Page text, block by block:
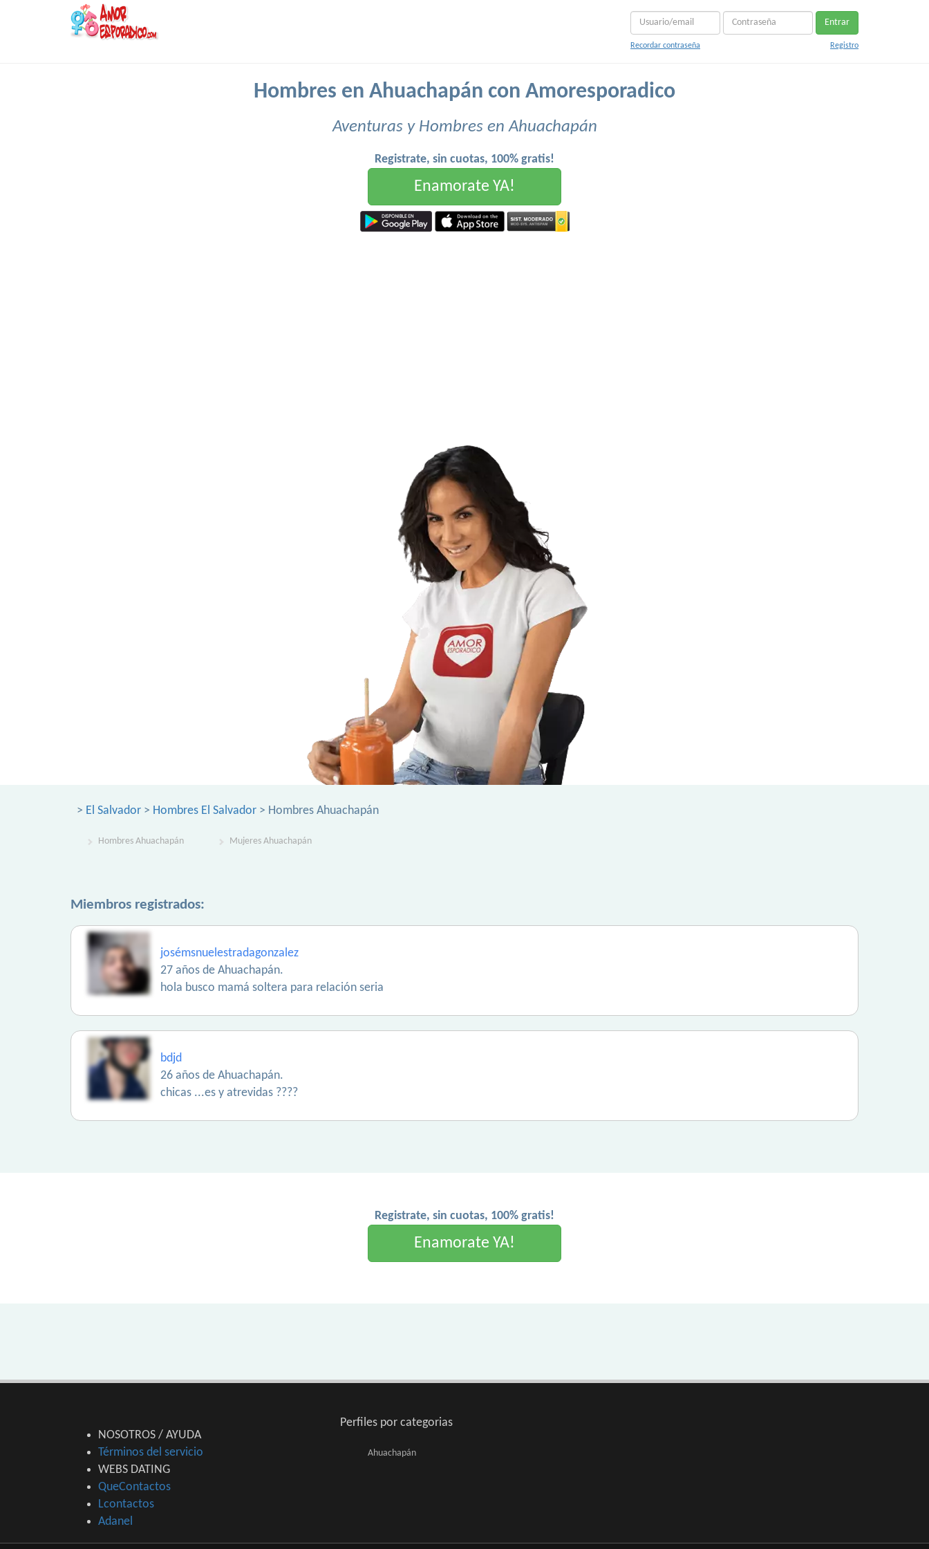
Entrar
Recordar contraseña Registro
Hombres en Ahuachapán con Amoresporadico
Aventuras y Hombres en Ahuachapán
Registrate, sin cuotas, 100% gratis!
Enamorate YA!
> El Salvador > Hombres El Salvador > Hombres Ahuachapán
Hombres Ahuachapán Mujeres Ahuachapán
Miembros registrados:
josémsnuelestradagonzalez
27 años de Ahuachapán.
hola busco mamá soltera para relación seria
bdjd
26 años de Ahuachapán.
chicas ...es y atrevidas ????
Registrate, sin cuotas, 100% gratis!
Enamorate YA!
NOSOTROS / AYUDA
Términos del servicio
WEBS DATING
QueContactos
Lcontactos
Adanel
Perfiles por categorias
Ahuachapán